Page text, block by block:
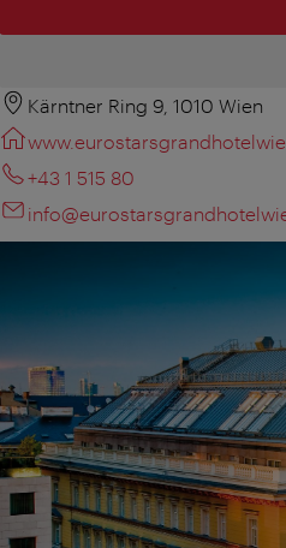
Kärntner Ring 9, 1010 Wien
+43 1 515 80